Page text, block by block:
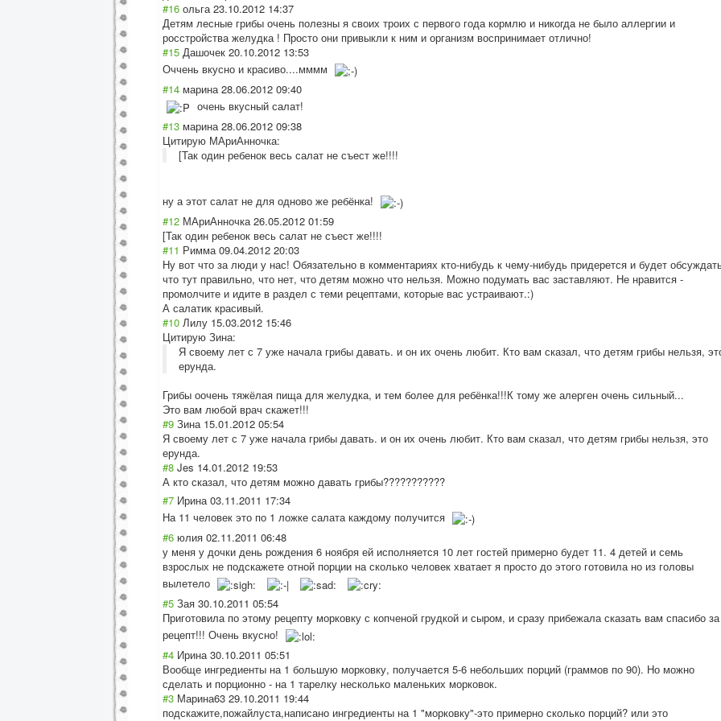
#16 ольга 23.10.2012 14:37
Детям лесные грибы очень полезны я своих троих с первого года кормлю и никогда не было аллергии и
росстройства желудка ! Просто они привыкли к ним и организм воспринимает отлично!
#15 Дашочек 20.10.2012 13:53
Оччень вкусно и красиво....мммм
#14 марина 28.06.2012 09:40
очень вкусный салат!
#13 марина 28.06.2012 09:38
Цитирую МАриАнночка:
[Так один ребенок весь салат не съест же!!!!
ну а этот салат не для одново же ребёнка!
#12 МАриАнночка 26.05.2012 01:59
[Так один ребенок весь салат не съест же!!!!
#11 Римма 09.04.2012 20:03
Ну вот что за люди у нас! Обязательно в комментариях кто-нибудь к чему-нибудь придерется и будет
что тут правильно, что нет, что детям можно что нельзя. Можно подумать вас заставляют. Не нравится -
промолчите и идите в раздел с теми рецептами, которые вас устраивают.:)
А салатик красивый.
#10 Лилу 15.03.2012 15:46
Цитирую Зина:
Я своему лет с 7 уже начала грибы давать. и он их очень любит. Кто вам сказал, что детям грибы нельзя,
ерунда.
Грибы оочень тяжёлая пища для желудка, и тем более для ребёнка!!!К тому же алерген очень сильный...
Это вам любой врач скажет!!!
#9 Зина 15.01.2012 05:54
Я своему лет с 7 уже начала грибы давать. и он их очень любит. Кто вам сказал, что детям грибы нельзя, это
ерунда.
#8 Jes 14.01.2012 19:53
А кто сказал, что детям можно давать грибы???????????
#7 Ирина 03.11.2011 17:34
На 11 человек это по 1 ложке салата каждому получится
#6 юлия 02.11.2011 06:48
у меня у дочки день рождения 6 ноября ей исполняется 10 лет гостей примерно будет 11. 4 детей и семь
взрослых не подскажете отной порции на сколько человек хватает я просто до этого готовила но из головы
вылетело
#5 Зая 30.10.2011 05:54
Приготовила по этому рецепту морковку с копченой грудкой и сыром, и сразу прибежала сказать вам спасибо за
рецепт!!! Очень вкусно!
#4 Ирина 30.10.2011 05:51
Вообще ингредиенты на 1 большую морковку, получается 5-6 небольших порций (граммов по 90). Но можно
сделать и порционно - на 1 тарелку несколько маленьких морковок.
#3 Марина63 29.10.2011 19:44
подскажите,пожайлуста,написано ингредиенты на 1 "морковку"-это примерно сколько порций? или это